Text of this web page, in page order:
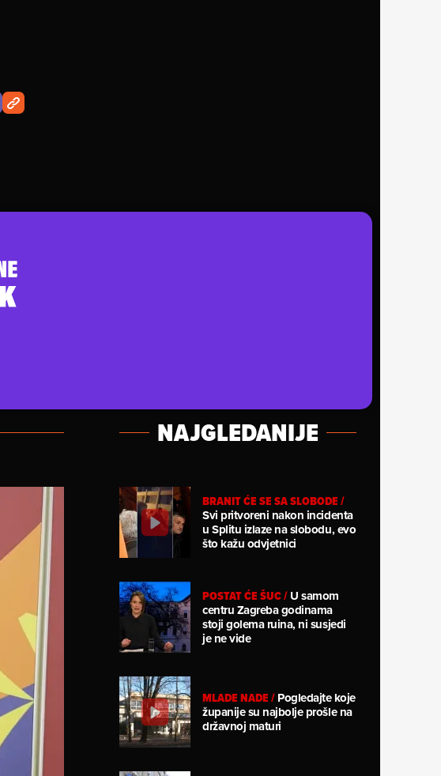
NAJGLEDANIJE
BRANIT ĆE SE SA SLOBODE/
Svi pritvoreni nakon incidenta
u Splitu izlaze na slobodu, evo
što kažu odvjetnici
POSTAT ĆE ŠUC/U samom
centru Zagreba godinama
stoji golema ruina, ni susjedi
je ne vide
MLADE NADE/Pogledajte koje
županije su najbolje prošle na
državnoj maturi